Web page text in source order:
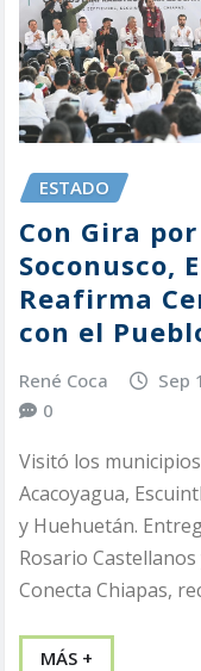
ESTADO
Con Gira
Soconusco,
Reafirma
con el
René Coca
Sep
0
Visitó los
Acacoyagua,
y Huehuetán.
Rosario
Conecta Chiapas,
MÁS +